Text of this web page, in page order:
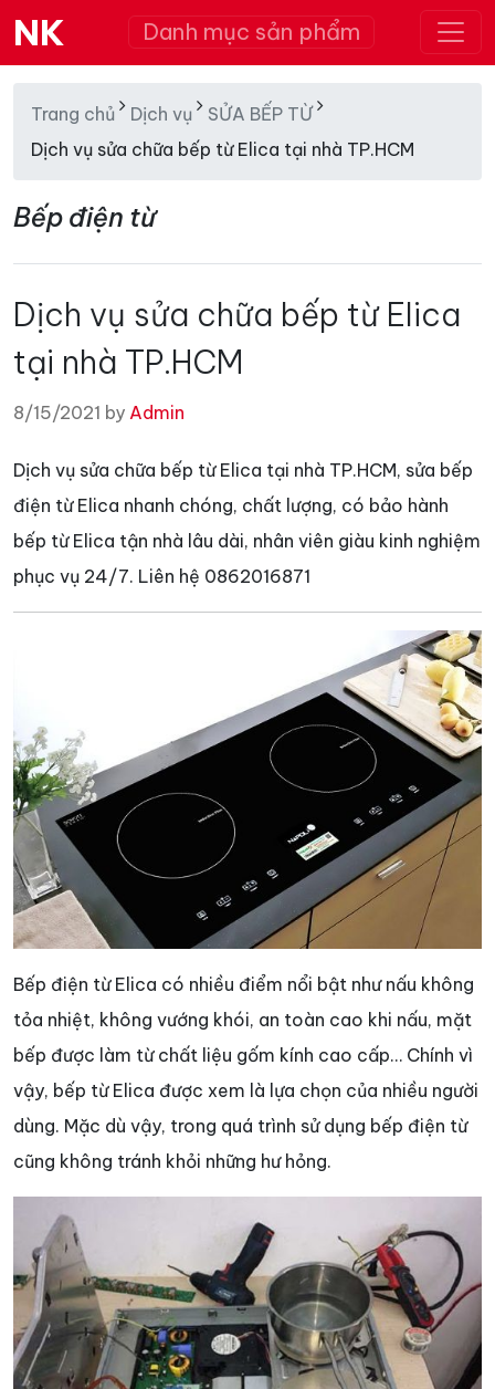
NK Danh mục sản phẩm
Trang chủ Dịch vụ
SỬA BẾP TỪ
Dịch vụ sửa chữa bếp từ Elica tại nhà TP.HCM
Bếp điện từ
Dịch vụ sửa chữa bếp từ Elica
tại nhà TP.HCM
8/15/2021 by Admin
Dịch vụ sửa chữa bếp từ Elica tại nhà TP.HCM, sửa bếp
điện từ Elica nhanh chóng, chất lượng, có bảo hành
bếp từ Elica tận nhà lâu dài, nhân viên giàu kinh nghiệm
phục vụ 24/7. Liên hệ 0862016871
Bếp điện từ Elica có nhiều điểm nổi bật như nấu không
tỏa nhiệt, không vướng khói, an toàn cao khi nấu, mặt
bếp được làm từ chất liệu gốm kính cao cấp… Chính vì
vậy, bếp từ Elica được xem là lựa chọn của nhiều người
dùng. Mặc dù vậy, trong quá trình sử dụng bếp điện từ
cũng không tránh khỏi những hư hỏng.